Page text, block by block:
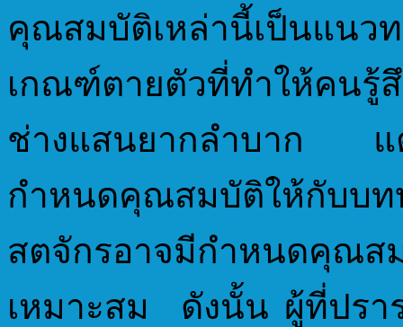
คุณสมบัติเหล่านี้เป็นแนว
เกณฑ์ตายตัวที่ทำให้คน
ช่างแสนยากลำบาก แต่
กำหนดคุณสมบัติให้กับบ
สตจักรอาจมีกำหนดคุณส
เหมาะสม ดังนั้น ผู้ที่ปรา